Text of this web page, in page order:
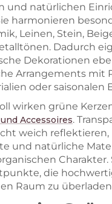
und natürlichen
harmonieren
Leinen, Stein,
Dadurch
Dekorationen
Arrangements mit
oder saisonalen
wirken grüne
Accessoires.
weich
und natürliche
die
Raum zu